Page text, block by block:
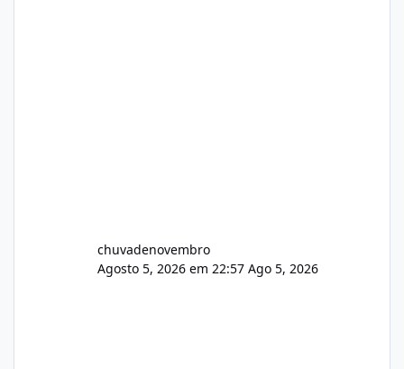
chuvadenovembro
Agosto 5, 2026 em 22:57 Ago 5, 2026